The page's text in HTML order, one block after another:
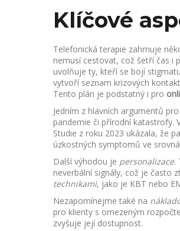
Klíčové
Telefonická terapie zahrnuje
nemusí cestovat, což šetří čas i
uvolňuje ty, kteří se bojí
vytvoří seznam krizových
Tento plán je podstatný i pro
Jedním z hlavních argumentů
pandemie či přírodní katastrofy.
Studie z roku 2023 ukázala, že
úzkostných symptomů ve
Další výhodou je personalizace.
neverbální signály, což je často
technikami, jako je KBT nebo
Nezapomínejme také na
pro klienty s omezeným
zvyšuje její dostupnost.